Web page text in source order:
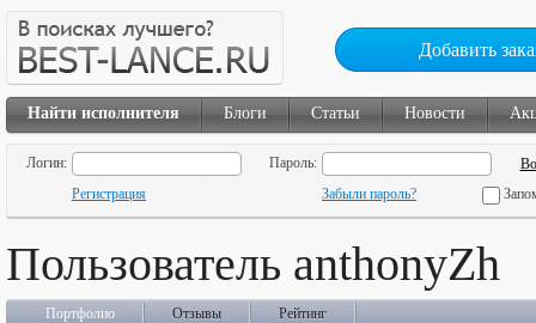
Добавить
Найти исполнителя Блоги Статьи Новости
Логин:
Пароль:
Регистрация
Забыли пароль?
Пользователь anthonyZh
Портфолио Отзывы Рейтинг